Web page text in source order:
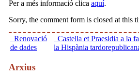
Per a més informació clica aquí.
Sorry, the comment form is closed at this
Renovació
de dades
Castella et Praesidia a la
la Hispània
Arxius